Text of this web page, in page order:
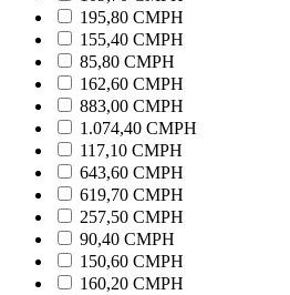
195,80 CMPH
155,40 CMPH
85,80 CMPH
162,60 CMPH
883,00 CMPH
1.074,40 CMPH
117,10 CMPH
643,60 CMPH
619,70 CMPH
257,50 CMPH
90,40 CMPH
150,60 CMPH
160,20 CMPH